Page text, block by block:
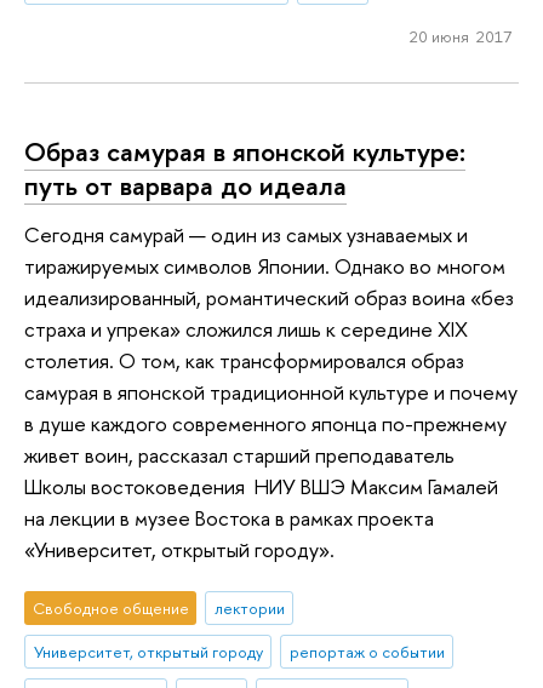
20 июня 2017
Образ самурая в японской культуре:
путь от варвара до идеала
Сегодня самурай — один из самых узнаваемых и
тиражируемых символов Японии. Однако во многом
идеализированный, романтический образ воина «без
страха и упрека» сложился лишь к середине XIX
столетия. О том, как трансформировался образ
самурая в японской традиционной культуре и почему
в душе каждого современного японца по-прежнему
живет воин, рассказал старший преподаватель
Школы востоковедения НИУ ВШЭ Максим Гамалей
на лекции в музее Востока в рамках проекта
«Университет, открытый городу».
Свободное общение
лектории
Университет, открытый городу
репортаж о событии